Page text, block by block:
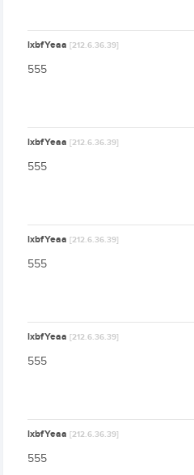
lxbfYeaa[212.6.36.39]
555
lxbfYeaa[212.6.36.39]
555
lxbfYeaa[212.6.36.39]
555
lxbfYeaa[212.6.36.39]
555
lxbfYeaa[212.6.36.39]
555